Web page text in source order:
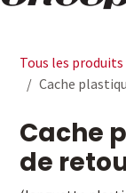
Tous les produits
Cache
Cache
de